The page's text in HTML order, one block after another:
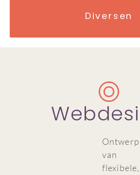
Diversen
Ontwerp
van
flexibele,